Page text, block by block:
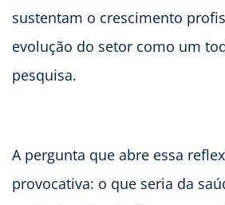
sustentam o crescimento
evolução do setor como um
pesquisa.
A pergunta que abre essa
provocativa: o que seria da